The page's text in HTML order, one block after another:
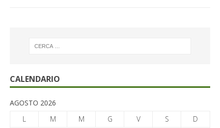
CALENDARIO
AGOSTO 2026
L
M M G V S
D